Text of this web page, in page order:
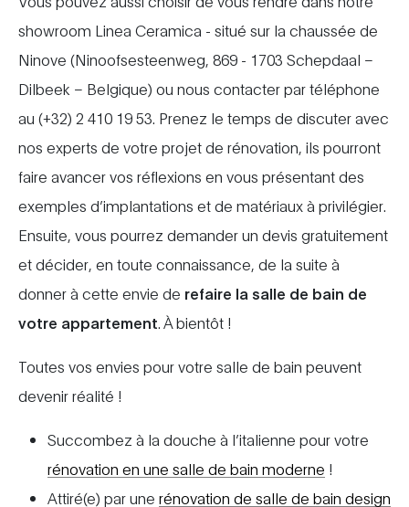
showroom Linea Ceramica - situé sur la chaussée de
Ninove (Ninoofsesteenweg, 869 - 1703 Schepdaal –
Dilbeek – Belgique) ou nous contacter par téléphone
au (+32) 2 410 19 53. Prenez le temps de discuter avec
nos experts de votre projet de rénovation, ils pourront
faire avancer vos réflexions en vous présentant des
exemples d’implantations et de matériaux à privilégier.
Ensuite, vous pourrez demander un devis gratuitement
et décider, en toute connaissance, de la suite à
donner à cette envie de refaire la salle de bain de
votre appartement . À bientôt !
Toutes vos envies pour votre salle de bain peuvent
devenir réalité !
Succombez à la douche à l’italienne pour votre
rénovation en une salle de bain moderne !
Attiré(e) par une rénovation de salle de bain design